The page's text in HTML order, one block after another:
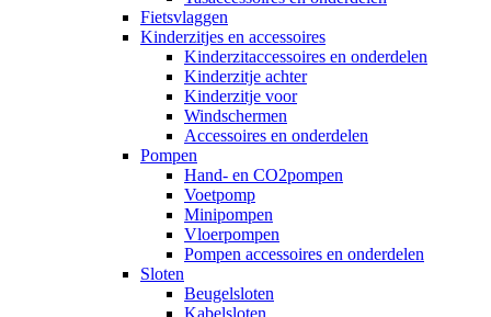
Fietsvlaggen
Kinderzitjes en accessoires
Kinderzitaccessoires en onderdelen
Kinderzitje achter
Kinderzitje voor
Windschermen
Accessoires en onderdelen
Pompen
Hand- en CO2pompen
Voetpomp
Minipompen
Vloerpompen
Pompen accessoires en onderdelen
Sloten
Beugelsloten